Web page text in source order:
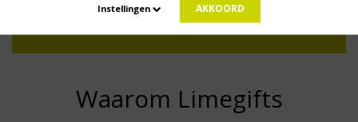
Geen zorgen: we gaan veilig met je gegevens om. Dat lees je in onsPrivacybeleid
Waarom Limegifts
Instellingen AKKOORD